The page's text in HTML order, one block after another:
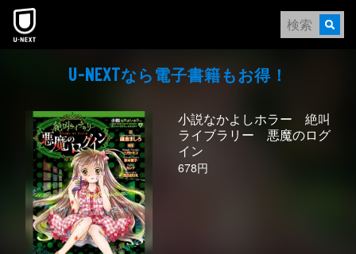
本文へスキップ
U-NEXTなら電⼦書籍もお得！
小説なかよしホラー 絶叫
ライブラリー 悪魔のログ
イン
678円